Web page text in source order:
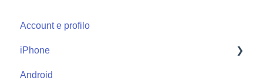
Account e profilo
iPhone
Start
Android